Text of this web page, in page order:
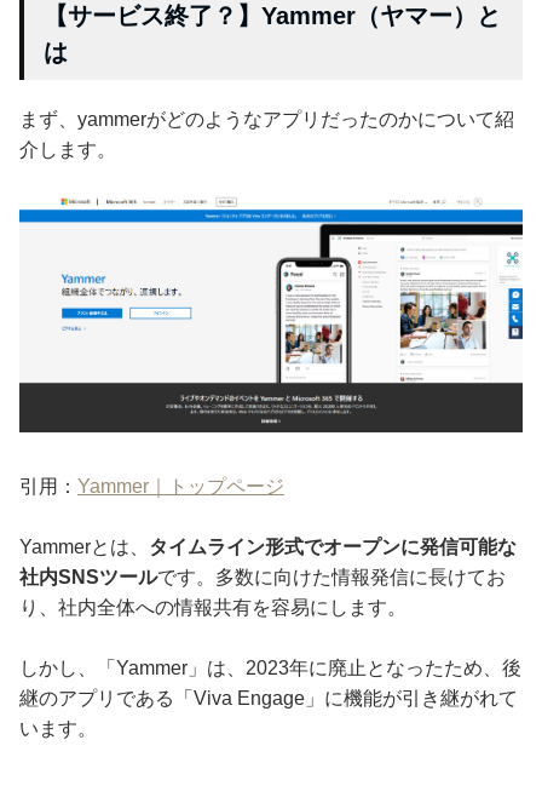
【サービス終了？】Yammer（ヤマー）と
は
まず、yammerがどのようなアプリだったのかについて紹
介します。
引用： Yammer｜トップページ
Yammerとは、 タイムライン形式でオープンに発信可能な
社内SNSツールです。多数に向けた情報発信に長けてお
り、社内全体への情報共有を容易にします。
しかし、「Yammer」は、2023年に廃止となったため、後
継のアプリである「Viva Engage」に機能が引き継がれて
います。